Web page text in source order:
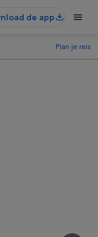
de app
Plan je reis